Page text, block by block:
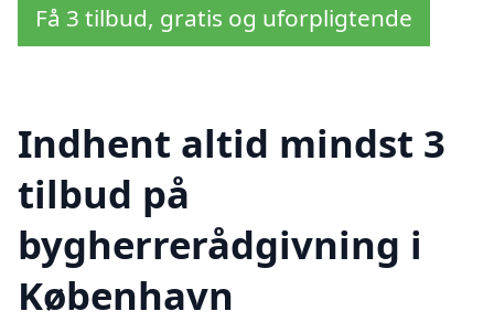
Få 3 tilbud, gratis og uforpligtende
Indhent altid mindst 3
tilbud på
bygherrerådgivning i
København